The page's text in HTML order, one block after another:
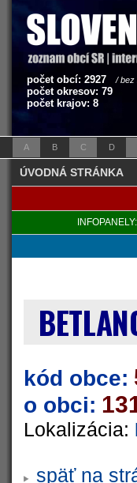
počet obcí: 2927 / bez
počet okresov: 79
počet krajov: 8
A B C D
ÚVODNÁ STRÁNKA
INFOPANELY:
kód obce:
o obci:
Lokalizácia:
späť na